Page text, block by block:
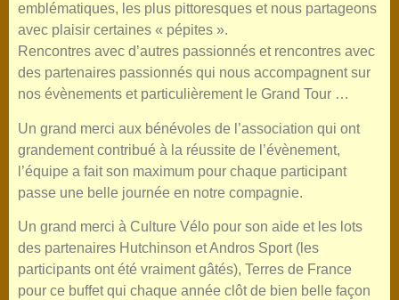
emblématiques, les plus pittoresques et nous partageons
avec plaisir certaines « pépites ».
Rencontres avec d’autres passionnés et rencontres avec
des partenaires passionnés qui nous accompagnent sur
nos évènements et particulièrement le Grand Tour …
Un grand merci aux bénévoles de l’association qui ont
grandement contribué à la réussite de l’évènement,
l’équipe a fait son maximum pour chaque participant
passe une belle journée en notre compagnie.
Un grand merci à Culture Vélo pour son aide et les lots
des partenaires Hutchinson et Andros Sport (les
participants ont été vraiment gâtés), Terres de France
pour ce buffet qui chaque année clôt de bien belle façon